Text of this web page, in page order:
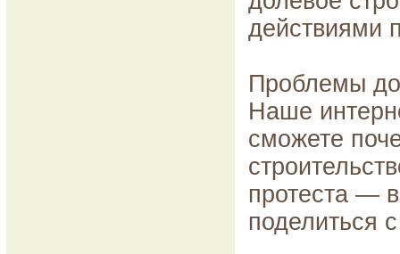
действиями
Проблемы
Наше
сможете
протеста —
поделиться